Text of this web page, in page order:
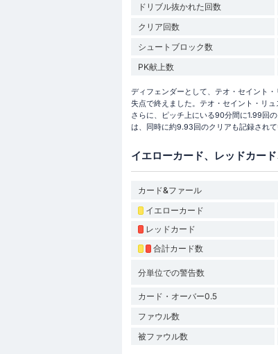
ドリブル抜かれた回数
クリア回数
シュートブロック数
PK献上数
ディフェンダーとして、テオ・セイント
失点で終えました。テオ・セイント・リ
さらに、ピッチ上にいる90分間に1.99回
は、同時に約9.93回のクリアも記録されて
イエローカード、レッドカー
カード&ファール
イエローカード
レッドカード
合計カード数
分単位での警告数
カード・オーバー0.5
ファウル数
被ファウル数